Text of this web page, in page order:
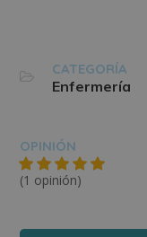
CATEGORÍA
Enfermería
OPINIÓN
(1 opinión)